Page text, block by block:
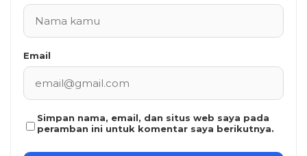
Email
Simpan nama, email, dan situs web saya pada
peramban ini untuk komentar saya berikutnya.